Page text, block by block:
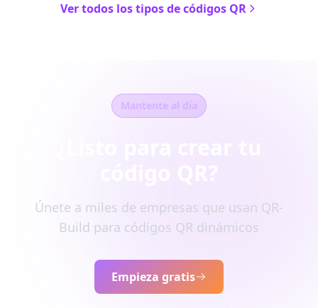
Ver todos los tipos de códigos QR
Mantente al día
Únete a miles de empresas que usan QR-
Build para códigos QR dinámicos
Empieza gratis